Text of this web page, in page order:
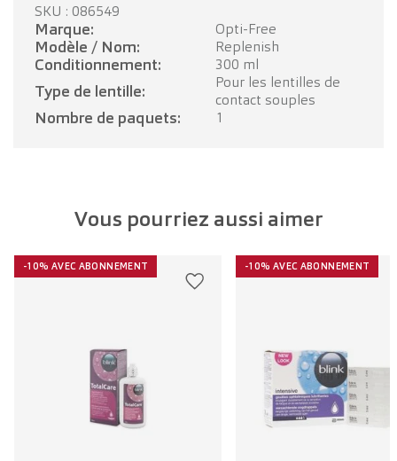
SKU : 086549
Marque: Opti-Free
Modèle / Nom: Replenish
Conditionnement: 300 ml
Type de lentille:
Pour les lentilles de
contact souples
Nombre de paquets: 1
Vous pourriez aussi aimer
-10% AVEC ABONNEMENT -10% AVEC ABONNEMENT